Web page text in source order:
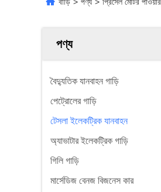
পণ্য
বৈদ্যুতিক যানবাহন গাড়ি
পেট্রোলের গাড়ি
টেসলা ইলেকট্রিক যানবাহন
অ্যাভাটার ইলেকট্রিক গাড়ি
গিলি গাড়ি
মার্সেডিজ বেনজ বিজনেস কার